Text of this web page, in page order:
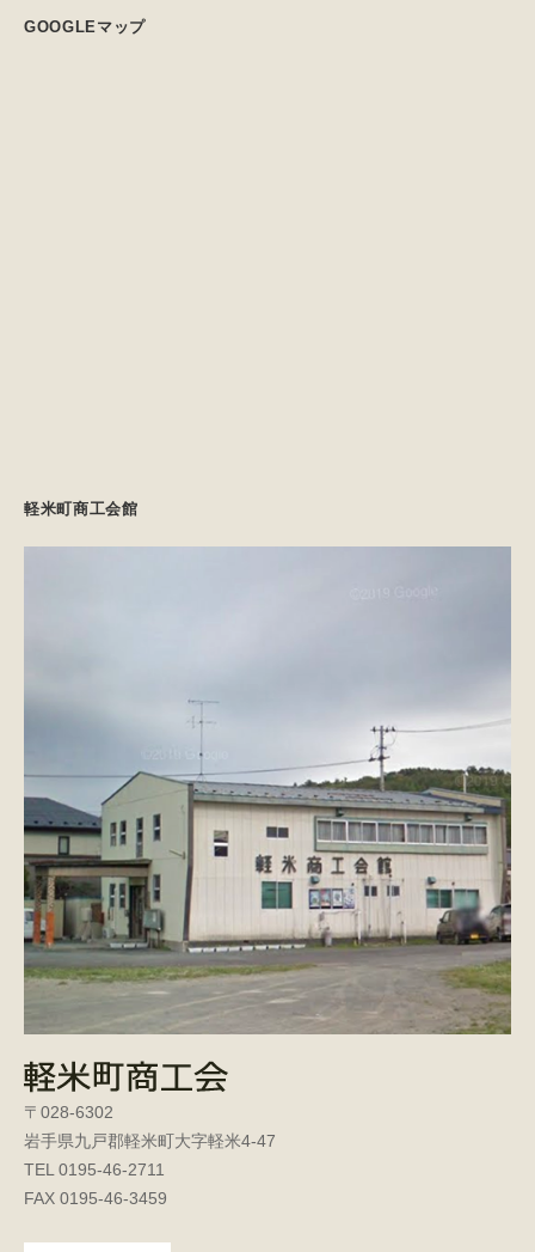
GOOGLEマップ
軽米町商工会館
〒028-6302
岩手県九戸郡軽米町大字軽米4-47
TEL 0195-46-2711
FAX 0195-46-3459